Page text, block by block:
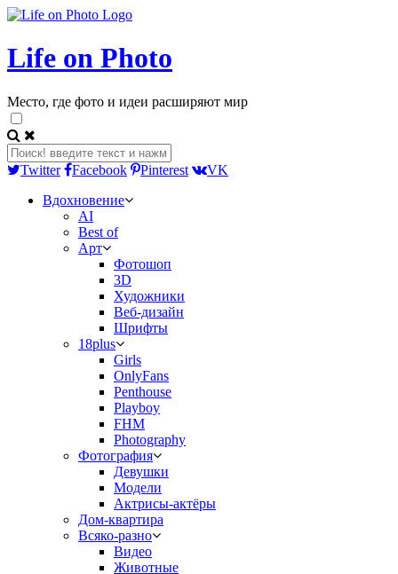
Life on Photo
Место, где фото и идеи расширяют мир
Twitter Facebook Pinterest
VK
Вдохновение
AI
Best of
Арт
Фотошоп
3D
Художники
Веб-дизайн
Шрифты
18plus
Girls
OnlyFans
Penthouse
Playboy
FHM
Photography
Фотография
Девушки
Модели
Актрисы-актёры
Дом-квартира
Всяко-разно
Видео
Животные